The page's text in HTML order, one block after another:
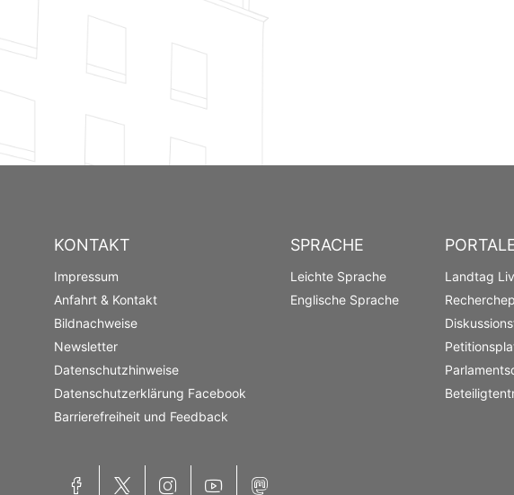
KONTAKT
Impressum
Anfahrt & Kontakt
Bildnachweise
Newsletter
Datenschutzhinweise
Datenschutzerklärung Facebook
Barrierefreiheit und Feedback
SPRACHE
Leichte Sprache
Englische Sprache
Landtag
Facebook X InstagramYouTube Mastodon